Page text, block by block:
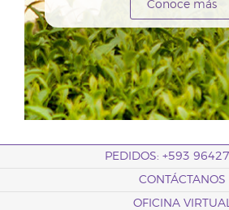
Conoce más
PEDIDOS: +593
CONTÁCTANOS
OFICINA